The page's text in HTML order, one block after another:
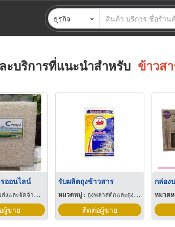
ธุรกิจ
ะบริการที่แนะนำสำหรับ ข้าวส
ออนไลน์
ละจัดจำหน่ายข้าวสาร
ผู้ขาย
รับผลิตถุงข้าวสาร
หมวดหมู่ : ถุงพลาสติกและถุงใสโปร่ง
ติดต่อผู้ขาย
หมวด